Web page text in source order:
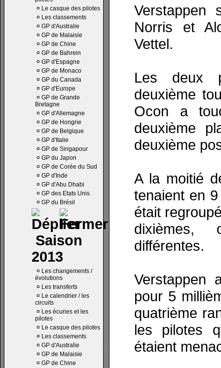
¤ Le casque des pilotes
¤ Les classements
¤ GP d'Australie
¤ GP de Malaisie
¤ GP de Chine
¤ GP de Bahrein
¤ GP d'Espagne
¤ GP de Monaco
¤ GP du Canada
¤ GP d'Europe
¤ GP de Grande
Bretagne
¤ GP d'Allemagne
¤ GP de Hongrie
¤ GP de Belgique
¤ GP d'Italie
¤ GP de Singapour
¤ GP du Japon
¤ GP de Corée du Sud
¤ GP d'Inde
¤ GP d'Abu Dhabi
¤ GP des Etats Unis
¤ GP du Brésil
Saison
2013
¤ Les changements /
évolutions
¤ Les transferts
¤ Le calendrier / les
circuits
¤ Les écuries et les
pilotes
¤ Le casque des pilotes
¤ Les classements
¤ GP d'Australie
¤ GP de Malaisie
¤ GP de Chine
Verstappen
Norris et
Vettel.
Les deux
deuxième
Ocon a
deuxième
deuxième
A la moitié
tenaient en
était
dixièmes,
différentes.
Verstappen
pour 5
quatrième
les pilotes
étaient